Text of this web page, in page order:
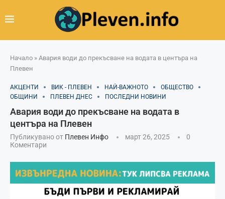
Начало » Авария води до прекъсване на водата в центъра на
Плевен
АКЦЕНТИ ВИК - ПЛЕВЕН НАЙ-ВАЖНОТО
ОБЩЕСТВО
ОБЩИНИ
ПЛЕВЕН ДНЕС ПОСЛЕДНИ НОВИНИ
Авария води до прекъсване на водата в
центъра на Плевен
Публикувано от Плевен Инфо март 26, 2025
0
Коментари